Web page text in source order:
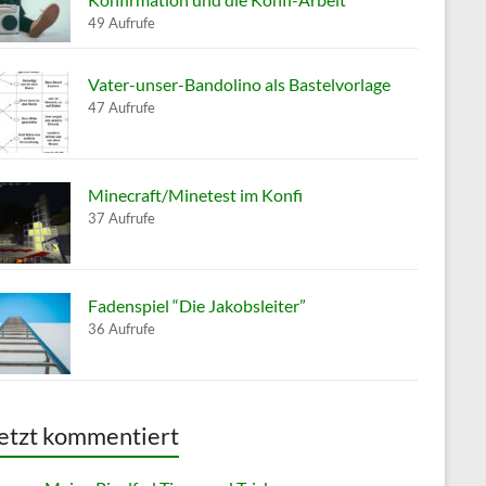
49 Aufrufe
Vater-unser-Bandolino als Bastelvorlage
47 Aufrufe
Minecraft/Minetest im Konfi
37 Aufrufe
Fadenspiel “Die Jakobsleiter”
36 Aufrufe
kommentiert